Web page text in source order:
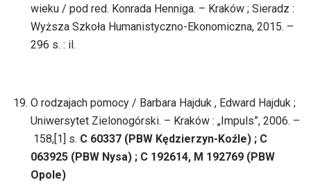
wieku / pod red. Konrada Henniga. – Kraków ; Sieradz :
Wyższa Szkoła Humanistyczno-Ekonomiczna, 2015. –
296 s. : il.
O rodzajach pomocy / Barbara Hajduk , Edward Hajduk ;
Uniwersytet Zielonogórski. – Kraków : „Impuls”, 2006. –
158,[1] s. C 60337 (PBW Kędzierzyn-Koźle) ; C
063925 (PBW Nysa) ; C 192614, M 192769 (PBW
Opole)